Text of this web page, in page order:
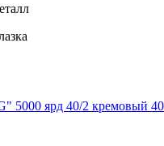
5000 ярд 40/2 кремовый